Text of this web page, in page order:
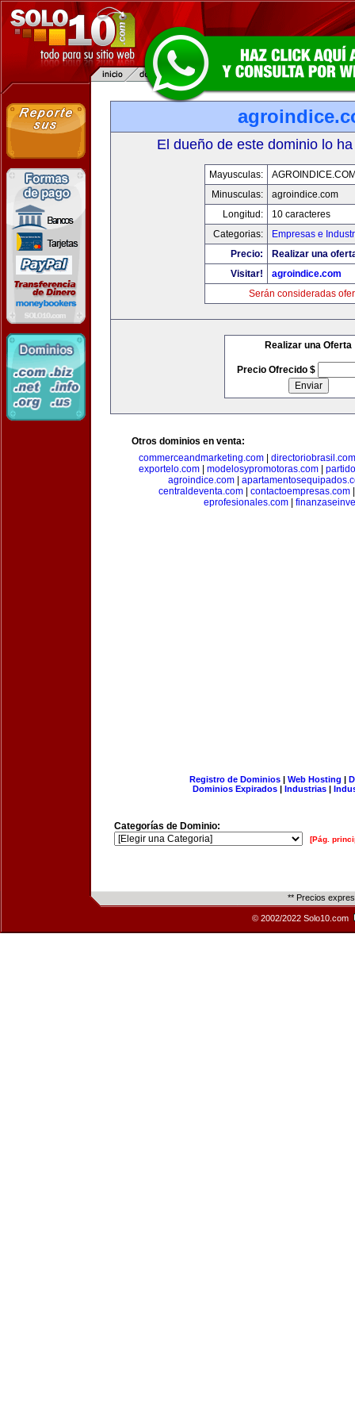
El dueño de este dominio lo
Mayusculas:
Minusculas:
agroindice.com
Longitud:
10 caracteres
Categorias:
Empresas e
Precio:
Realizar una
Visitar!
agroindice.com
Serán consideradas
Realizar una Oferta
Precio Ofrecido $
Otros dominios en venta:
commerceandmarketing.com| directoriobrasil.com
exportelo.com
modelosypromotoras.com
agroindice.com
centraldeventa.com
contactoempresas.com
eprofesionales.com
Registro de Dominios| Web Hosting |
Dominios Expirados | Industrias |
Categorías de Dominio:
[Pág.
** Precios
© 2002/2022 Solo10.com